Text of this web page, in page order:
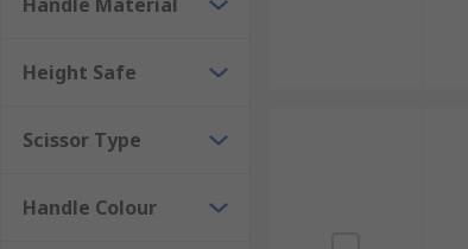
Height Safe
Scissor Type
Handle Colour